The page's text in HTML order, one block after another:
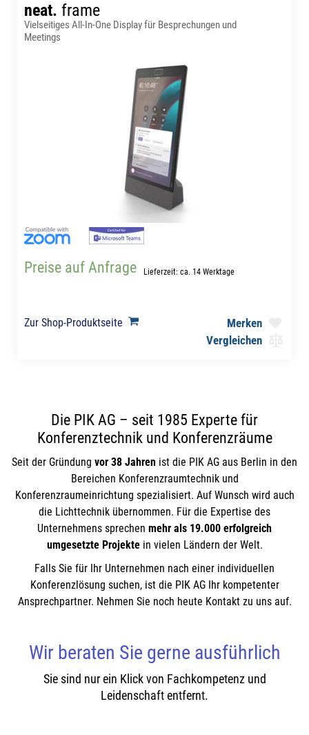
neat. frame
Vielseitiges All-In-One Display für Besprechungen und
Meetings
Preise auf Anfrage Lieferzeit: ca. 14 Werktage
Zur Shop-Produktseite
Merken
Vergleichen
Die PIK AG – seit 1985 Experte für
Konferenztechnik und Konferenzräume
Seit der Gründung vor 38 Jahren ist die PIK AG aus Berlin in den
Bereichen Konferenzraumtechnik und
Konferenzraumeinrichtung spezialisiert. Auf Wunsch wird auch
die Lichttechnik übernommen. Für die Expertise des
Unternehmens sprechen mehr als 19.000 erfolgreich
umgesetzte Projektein vielen Ländern der Welt.
Falls Sie für Ihr Unternehmen nach einer individuellen
Konferenzlösung suchen, ist die PIK AG Ihr kompetenter
Ansprechpartner. Nehmen Sie noch heute Kontakt zu uns auf.
Wir beraten Sie gerne ausführlich
Sie sind nur ein Klick von Fachkompetenz und
Leidenschaft entfernt.